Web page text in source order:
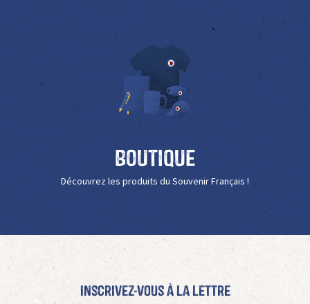
Boutique
Découvrez les produits du Souvenir Français !
Inscrivez-vous à La Lettre